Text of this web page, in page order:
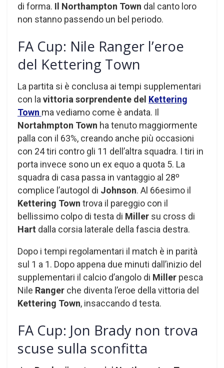
di forma. Il Northampton Town dal canto loro
non stanno passendo un bel periodo.
FA Cup: Nile Ranger l’eroe
del Kettering Town
La partita si è conclusa ai tempi supplementari
con la vittoria sorprendente del Kettering
Town ma vediamo come è andata. Il
Nortahmpton Town ha tenuto maggiormente
palla con il 63%, creando anche più occasioni
con 24 tiri contro gli 11 dell’altra squadra. I tiri in
porta invece sono un ex equo a quota 5. La
squadra di casa passa in vantaggio al 28º
complice l’autogol di Johnson. Al 66esimo il
Kettering Town trova il pareggio con il
bellissimo colpo di testa di Miller su cross di
Hart dalla corsia laterale della fascia destra.
Dopo i tempi regolamentari il match è in parità
sul 1 a 1. Dopo appena due minuti dall’inizio del
supplementari il calcio d’angolo di Miller pesca
Nile Ranger che diventa l’eroe della vittoria del
Kettering Town, insaccando d testa.
FA Cup: Jon Brady non trova
scuse sulla sconfitta